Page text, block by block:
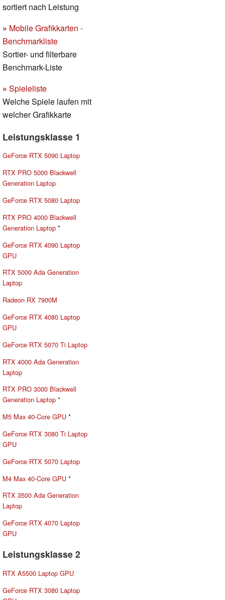
sortiert nach Leistung
» Mobile Grafikkarten -
Benchmarkliste
Sortier- und filterbare
Benchmark-Liste
» Spieleliste
Welche Spiele laufen mit
welcher Grafikkarte
Leistungsklasse 1
GeForce RTX 5090 Laptop
RTX PRO 5000 Blackwell
Generation Laptop
GeForce RTX 5080 Laptop
RTX PRO 4000 Blackwell
Generation Laptop *
GeForce RTX 4090 Laptop
GPU
RTX 5000 Ada Generation
Laptop
Radeon RX 7900M
GeForce RTX 4080 Laptop
GPU
GeForce RTX 5070 Ti Laptop
RTX 4000 Ada Generation
Laptop
RTX PRO 3000 Blackwell
Generation Laptop *
M5 Max 40-Core GPU *
GeForce RTX 3080 Ti Laptop
GPU
GeForce RTX 5070 Laptop
M4 Max 40-Core GPU *
RTX 3500 Ada Generation
Laptop
GeForce RTX 4070 Laptop
GPU
Leistungsklasse 2
RTX A5500 Laptop GPU
GeForce RTX 3080 Laptop